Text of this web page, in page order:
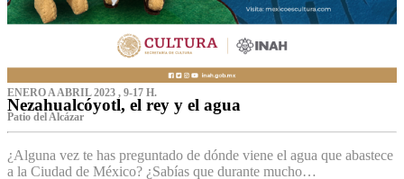
ENERO A ABRIL 2023 , 9-17 H.
Nezahualcóyotl, el rey y el agua
Patio del Alcázar
¿Alguna vez te has preguntado de dónde viene el agua que abastece
a la Ciudad de México? ¿Sabías que durante mucho…